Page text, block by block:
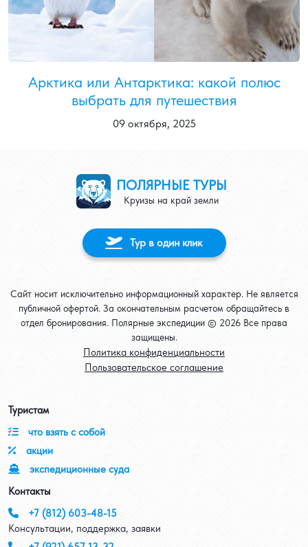
Арктика или Антарктика: какой полюс
выбрать для путешествия
09 октября, 2025
ПОЛЯРНЫЕ ТУРЫ
Круизы на край земли
Тур в один клик
Сайт носит исключительно информационный характер. Не является
публичной офертой. За окончательным расчетом обращайтесь в
отдел бронирования. Полярные экспедиции © 2026 Все права
защищены.
Политика конфиденциальности
Пользовательское соглашение
Туристам
list-chek
что взять с собой
percent
акции
ship
экспедиционные суда
Контакты
phone
+7 (812) 603-48-15
Консультации, поддержка, заявки